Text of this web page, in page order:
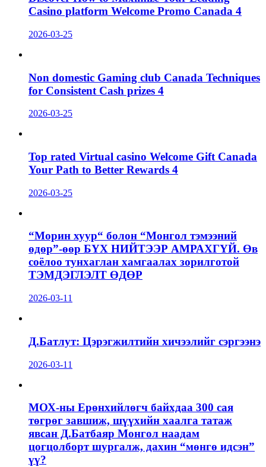
Casino platform Welcome Promo Canada 4
2026-03-25
Non domestic Gaming club Canada Techniques
for Consistent Cash prizes 4
2026-03-25
Top rated Virtual casino Welcome Gift Canada
Your Path to Better Rewards 4
2026-03-25
“Морин хуур“ болон “Монгол тэмээний
өдөр”-өөр БҮХ НИЙТЭЭР АМРАХГҮЙ. Өв
соёлоо тунхаглан хамгаалах зорилготой
ТЭМДЭГЛЭЛТ ӨДӨР
2026-03-11
Д.Батлут: Цэрэгжилтийн хичээлийг сэргээнэ
2026-03-11
МОХ-ны Ерөнхийлөгч байхдаа 300 сая
төгрөг завшиж, шүүхийн хаалга татаж
явсан Д.Батбаяр Монгол наадам
цогцолборт шургалж, дахин “мөнгө идсэн”
үү?